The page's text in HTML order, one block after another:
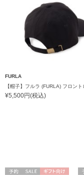
FURLA
¥5,500円(税込)